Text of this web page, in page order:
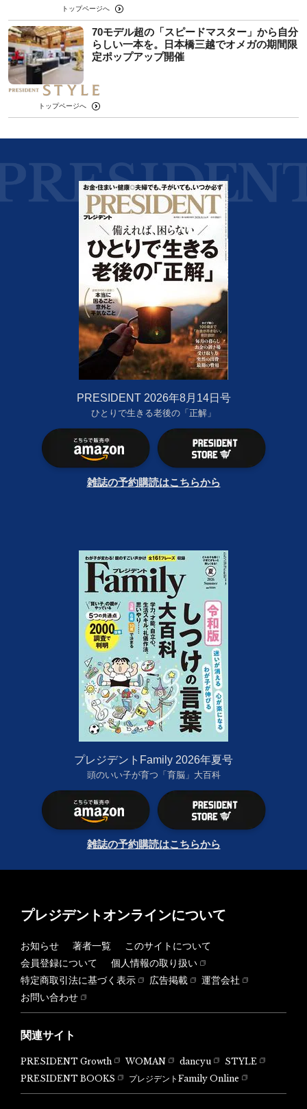
トップページへ
70モデル超の「スピードマスター」から自分
らしい一本を。日本橋三越でオメガの期間限
定ポップアップ開催
トップページへ
PRESIDENT 2026年8月14日号
ひとりで生きる老後の「正解」
雑誌の予約購読はこちらから
プレジデントFamily 2026年夏号
頭のいい子が育つ「育脳」大百科
雑誌の予約購読はこちらから
プレジデントオンラインについて
お知らせ 著者一覧
このサイトについて
会員登録について
個人情報の取り扱い
特定商取引法に基づく表示
広告掲載
運営会社
お問い合わせ
関連サイト
PRESIDENT Growth WOMAN dancyu
STYLE
PRESIDENT BOOKS
プレジデントFamily Online